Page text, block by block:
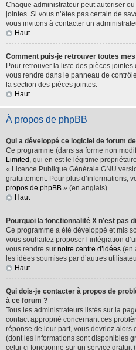
Chaque administrateur peut autoriser
jointes. Si vous n’êtes pas certain de
vous invitons à contacter un
Haut
Comment puis-je retrouver toutes
Pour retrouver la liste des pièces
vous rendre dans le panneau de
la section des pièces jointes.
Haut
À propos de phpBB
Qui a développé ce logiciel de forum
Ce programme (dans sa forme non
Limited , qui en est le légitime
« Licence Publique Générale GNU
gratuitement. Pour plus d’informations,
propos de phpBB » (en anglais).
Haut
Pourquoi la fonctionnalité X n’est pas
Ce programme a été développé et mis
vous souhaitez proposer l’intégration
vous rendre sur notre centre d’idées (en
les idées soumises par d’autres
Haut
Qui dois-je contacter à propos de
à ce forum ?
Tous les administrateurs listés sur la
contact approprié concernant ces
réponse de leur part, vous devriez alors
(dont les informations sont disponibles
celui-ci fonctionne sur un service gratuit